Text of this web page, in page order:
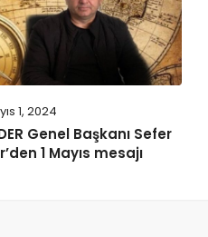
1, 2024
Genel Başkanı Sefer
1 Mayıs mesajı